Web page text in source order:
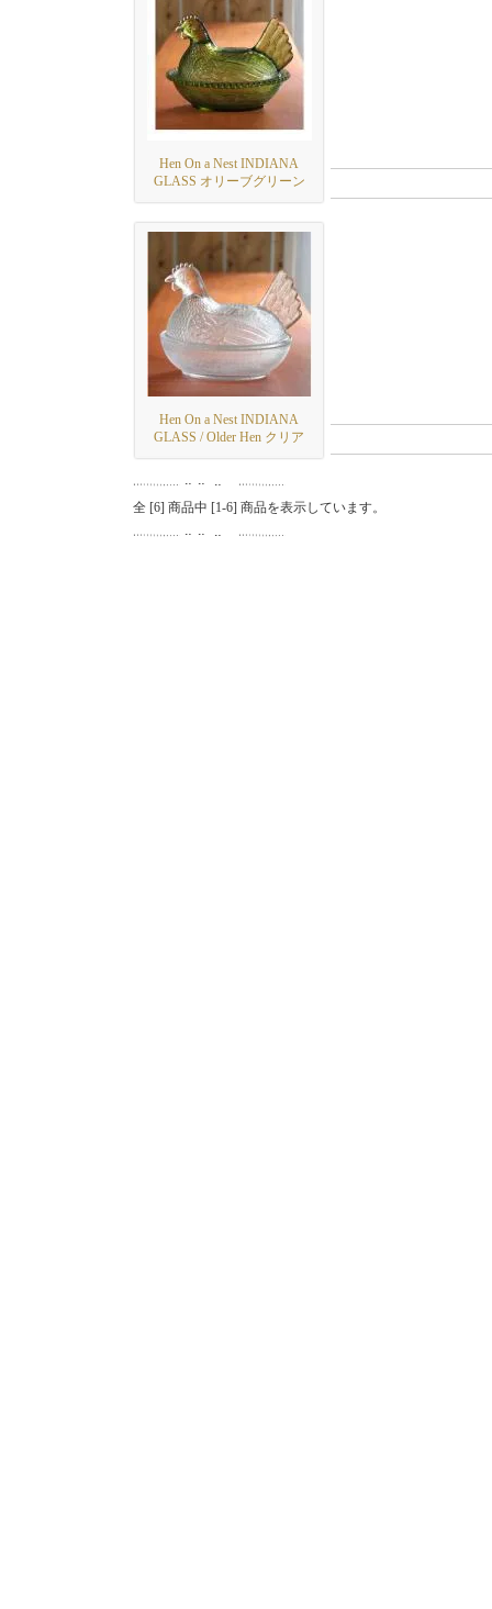
Hen On a Nest INDIANA
GLASS オリーブグリーン
Hen On a Nest INDIANA
GLASS / Older Hen クリア
全 [6] 商品中 [1-6] 商品を表示しています。